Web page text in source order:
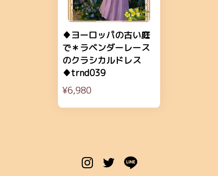
♦ヨーロッパの古い庭
で＊ラベンダーレース
のクラシカルドレス
♦trnd039
¥6,980